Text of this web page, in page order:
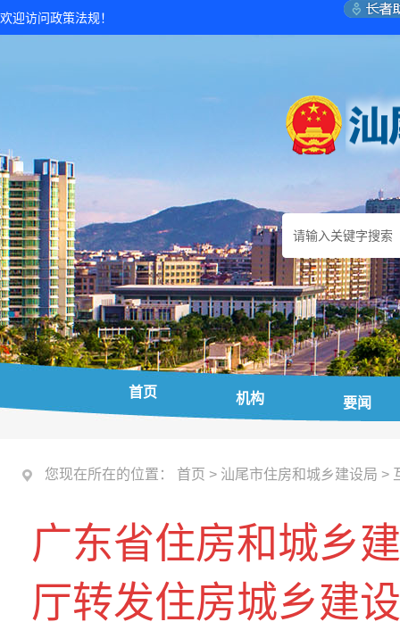
欢迎访问政策法规！
首页 机构 要闻
您现在所在的位置： 首页 > 汕尾市住房和城乡建设局 >
广东省住房和城乡
厅转发住房城乡建